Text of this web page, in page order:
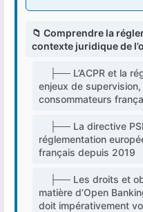
📁 Comprendre la
contexte juridique de
├── L’ACPR et la
enjeux de
consommateurs
├── La directive
réglementation
français depuis 2019
├── Les droits et
matière d’Open
doit impérativement